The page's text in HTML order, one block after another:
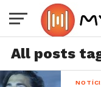
All posts